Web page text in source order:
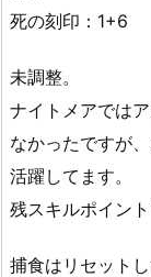
死の刻印：1+6
未調整。
ナイトメアでは
なかったですが
活躍してます。
残スキルポイン
捕食はリセット